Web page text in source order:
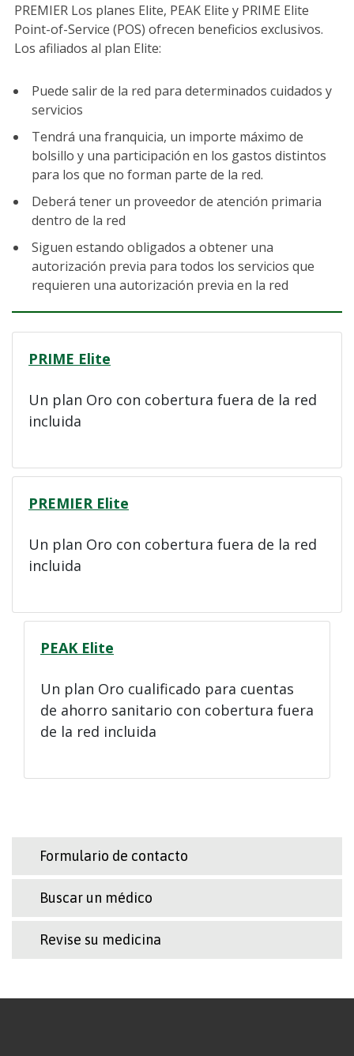
PREMIER Los planes Elite, PEAK Elite y PRIME Elite
Point-of-Service (POS) ofrecen beneficios exclusivos.
Los afiliados al plan Elite:
Puede salir de la red para determinados cuidados y
servicios
Tendrá una franquicia, un importe máximo de
bolsillo y una participación en los gastos distintos
para los que no forman parte de la red.
Deberá tener un proveedor de atención primaria
dentro de la red
Siguen estando obligados a obtener una
autorización previa para todos los servicios que
requieren una autorización previa en la red
PRIME Elite
Un plan Oro con cobertura fuera de la red
incluida
PREMIER Elite
Un plan Oro con cobertura fuera de la red
incluida
PEAK Elite
Un plan Oro cualificado para cuentas
de ahorro sanitario con cobertura fuera
de la red incluida
Formulario de contacto
Buscar un médico
Revise su medicina